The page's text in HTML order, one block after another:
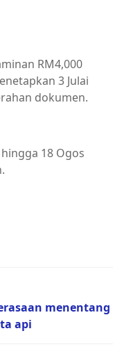
RM4,000
3 Julai
dokumen.
18 Ogos
menentang
api